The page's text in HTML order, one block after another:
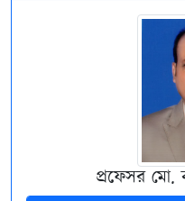
প্রফেসর মো.